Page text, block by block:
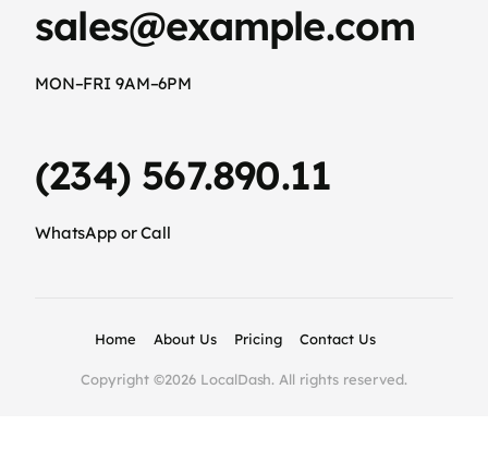
sales@example.com
MON–FRI 9AM–6PM
(234) 567.890.11
WhatsApp or Call
Copyright ©2026 LocalDash. All rights reserved.
Home About Us Pricing Contact Us